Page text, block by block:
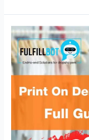
L'impression
à
la
demande
Guide